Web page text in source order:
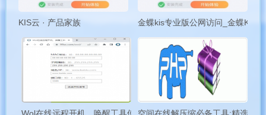
而且在VPS上压缩/解压也不是一个很大的问题，但是
残酷的现实是，并非每个人都有可以压缩/解压的面板，也
并非每个人都有VPS。所以，利用一些PHP脚本，能够对
压缩文件解压或者将网站文件备份为压缩文件，那简直是
太棒了。
KIS云 · 产品家族 金蝶kis专业版公网访问_金蝶KIS